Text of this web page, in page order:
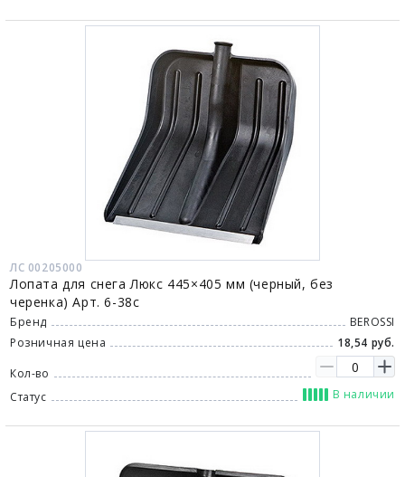
ЛС 00205000
Лопата для снега Люкс 445×405 мм (черный, без
черенка) Арт. 6-38с
Бренд
BEROSSI
Розничная цена
18,54 руб.
Кол-во
Статус
В наличии